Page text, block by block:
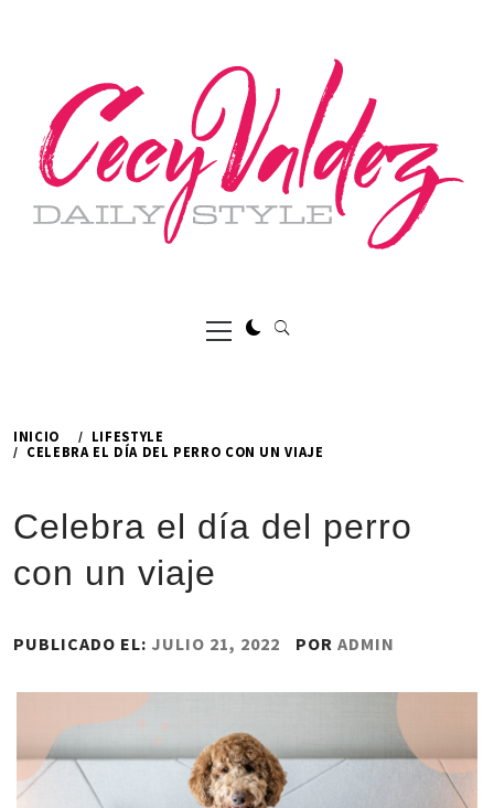
Menú
principal
INICIO
LIFESTYLE
CELEBRA EL DÍA DEL PERRO CON UN VIAJE
Celebra el día del perro
con un viaje
PUBLICADO EL: JULIO 21, 2022 POR ADMIN